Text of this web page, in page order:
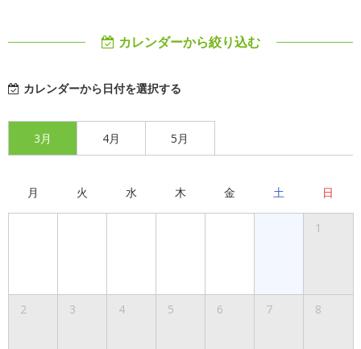
カレンダーから絞り込む
カレンダーから日付を選択する
3月 4月 5月
月 火 水 木 金 土 日
1
2 3 4 5 6 7 8